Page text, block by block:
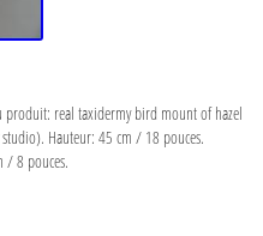
real taxidermy bird mount of hazel
Hauteur: 45 cm / 18 pouces.
/ 8 pouces.